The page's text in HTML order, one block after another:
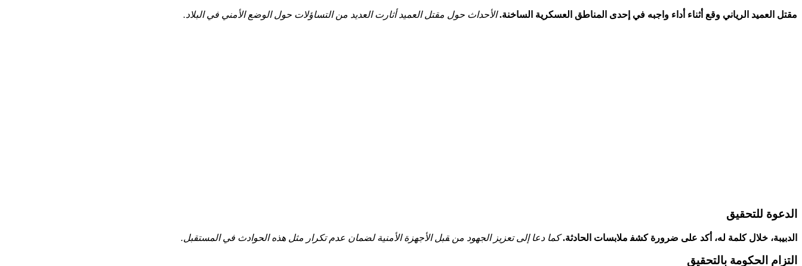
مقتل العميد الرياني وقع أثناء‌ أداء واجبه في إحدى المناطق⁢ العسكرية الساخنة. الأحداث حول مقتل العميد أثارت العديد من التساؤلات حول الوضع الأمني في البلاد.
الدعوة ⁣للتحقيق
الدبيبة،⁣ خلال كلمة له، أكد على⁢ ضرورة كشف‍ ملابسات الحادثة. كما دعا إلى تعزيز الجهود من ‍قبل الأجهزة الأمنية لضمان عدم تكرار مثل هذه الحوادث في المستقبل.
التزام الحكومة بالتحقيق